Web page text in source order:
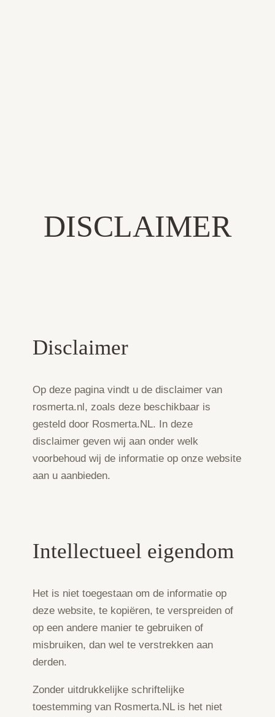
DISCLAIMER
Disclaimer
Op deze pagina vindt u de disclaimer van
rosmerta.nl, zoals deze beschikbaar is
gesteld door Rosmerta.NL. In deze
disclaimer geven wij aan onder welk
voorbehoud wij de informatie op onze website
aan u aanbieden.
Intellectueel eigendom
Het is niet toegestaan om de informatie op
deze website, te kopiëren, te verspreiden of
op een andere manier te gebruiken of
misbruiken, dan wel te verstrekken aan
derden.
Zonder uitdrukkelijke schriftelijke
toestemming van Rosmerta.NL is het niet